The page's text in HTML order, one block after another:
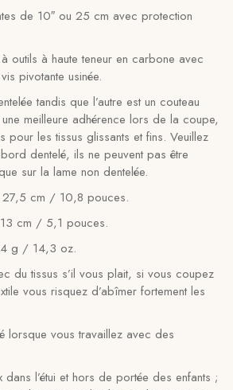
de 10″ ou 25 cm avec protection
outils à haute teneur en carbone avec
pivotante usinée.
tandis que l’autre est un couteau
meilleure adhérence lors de la coupe,
pour les tissus glissants et fins. Veuillez
dentelé, ils ne peuvent pas être
sur la lame non dentelée.
27,5 cm / 10,8 pouces.
cm / 5,1 pouces.
g / 14,3 oz.
du tissus s’il vous plait, si vous coupez
vous risquez d’abîmer fortement les
lorsque vous travaillez avec des
dans l’étui et hors de portée des enfants ;